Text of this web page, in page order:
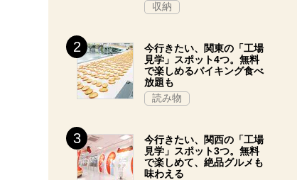
収納
今行きたい、関東の「工場
見学」スポット4つ。無料
で楽しめるバイキング食べ
放題も
読み物
今行きたい、関西の「工場
見学」スポット3つ。無料
で楽しめて、絶品グルメも
味わえる